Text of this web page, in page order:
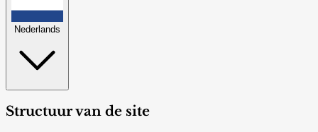
Nederlands
Structuur van de site